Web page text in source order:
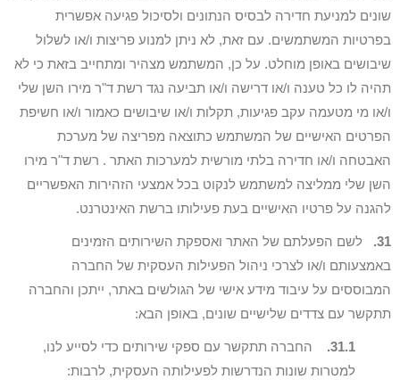
שונים למניעת חדירה לבסיס הנתונים ולסיכול פגיעה אפשרית
בפרטיות המשתמשים. עם זאת, לא ניתן למנוע פריצות ו/או לשלול
שיבושים באופן מוחלט. על כן, המשתמש מצהיר ומתחייב בזאת כי לא
תהיה לו כל טענה ו/או דרישה ו/או תביעה נגד רשת ד"ר מירו השן שלי
ו/או מי מטעמה עקב פגיעות, תקלות ו/או שיבושים כאמור ו/או חשיפת
הפרטים האישיים של המשתמש כתוצאה מפריצה של מערכת
האבטחה ו/או חדירה בלתי מורשית למערכות האתר . רשת ד"ר מירו
השן שלי ממליצה למשתמש לנקוט בכל אמצעי הזהירות האפשריים
להגנה על פרטיו האישיים בעת פעילותו ברשת האינטרנט.
31.
לשם הפעלתם של האתר ואספקת השירותים הזמינים
באמצעותם ו/או לצרכי ניהול הפעילות העסקית של החברה
המבוססים על עיבוד מידע אישי של הגולשים באתר, ייתכן והחברה
תתקשר עם צדדים שלישיים שונים, באופן הבא:
31.1.
החברה תתקשר עם ספקי שירותים כדי לסייע לנו,
למטרות שונות הנדרשות לפעילותה העסקית, לרבות: